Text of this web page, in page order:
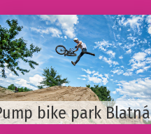
bike park Blatná